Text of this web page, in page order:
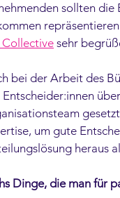
sollten
Collective sehr
bei der Arbeit des
Entscheider:innen
um gute
heraus
Dinge, die man für